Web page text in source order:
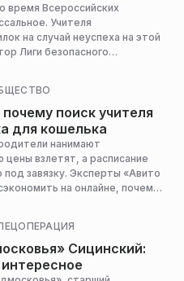
время Всероссийских
Учителя
на случай неуспеха на этой
Лиги безопасного
поиск учителя
для кошелька
нанимают
взлетят, а расписание
под завязку. Эксперты «Авито
на онлайне, почему
на первом
Сицинский: